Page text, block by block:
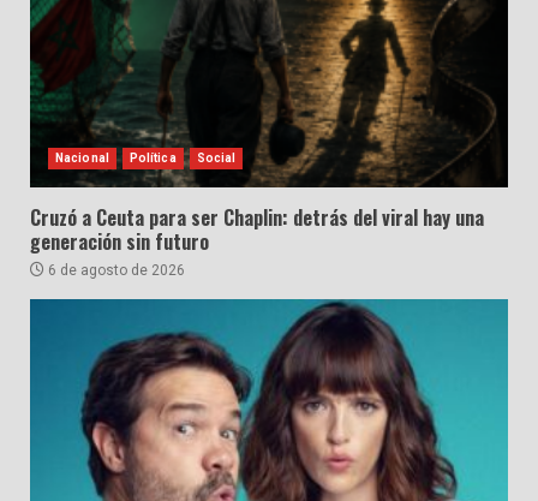
Nacional Política Social
Cruzó a Ceuta para ser Chaplin: detrás del viral hay una
generación sin futuro
6 de agosto de 2026